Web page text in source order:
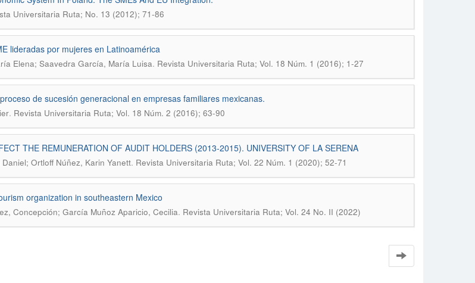
Universitaria Ruta; No. 13 (2012); 71-86
lideradas por mujeres en Latinoamérica
Elena; Saavedra García, María Luisa. Revista Universitaria Ruta; Vol. 18 Núm. 1 (2016); 1-27
de sucesión generacional en empresas familiares mexicanas.
. Revista Universitaria Ruta; Vol. 18 Núm. 2 (2016); 63-90
THE REMUNERATION OF AUDIT HOLDERS (2013-2015). UNIVERSITY OF LA SERENA
Ortloff Núñez, Karin Yanett. Revista Universitaria Ruta; Vol. 22 Núm. 1 (2020); 52-71
organization in southeastern Mexico
Concepción; García Muñoz Aparicio, Cecilia. Revista Universitaria Ruta; Vol. 24 No. II (2022)